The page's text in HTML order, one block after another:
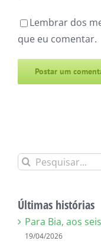
Lembrar dos
que eu comentar.
Buscar
Últimas histórias
Para Bia, aos seis
19/04/2026